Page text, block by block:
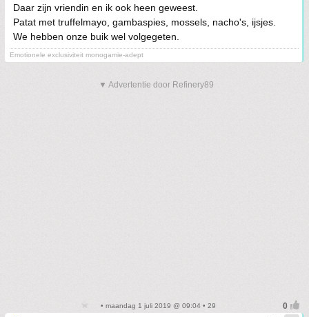
Daar zijn vriendin en ik ook heen geweest.
Patat met truffelmayo, gambaspies, mossels, nacho's, ijsjes.
We hebben onze buik wel volgegeten.
Emotionele exclusiviteit monogamie-adept
▼ Advertentie door Refinery89
• maandag 1 juli 2019 @ 09:04 • 29